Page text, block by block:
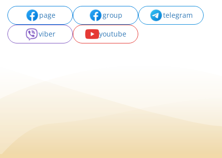
page group
telegram
viber
youtube